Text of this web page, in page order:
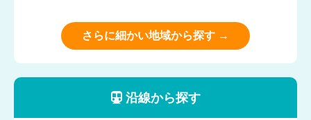
さらに細かい地域から探す →
沿線から探す